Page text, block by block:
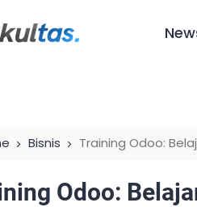
Bisnis
Training Odoo:
Odoo: